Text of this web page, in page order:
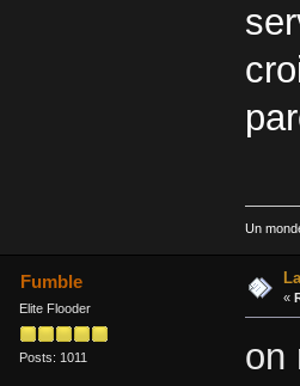
Un
Fumble
Elite Flooder
Posts: 1011
«
on